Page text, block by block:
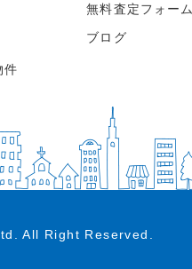
件
無料査定フォーム
ブログ
All Right Reserved.